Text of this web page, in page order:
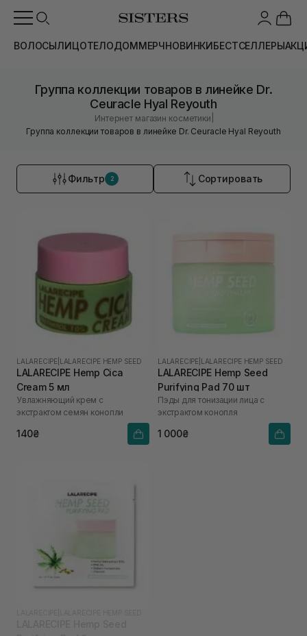
ВОЛОСЫЛИЦОТЕЛОДОММЕРЧНОВИНКИБЕСТСЕЛЛЕРЫ
Группа коллекции товаров в линейке Dr.
Ceuracle Hyal Reyouth
Интернет магазин косметики
Группа коллекции товаров в линейке Dr. Ceuracle Hyal Reyouth
Фильтр 2 Сортировать
LALARECIPE LALARECIPE HEMP SEED
LALARECIPE Hemp Cica
Cream 5 мл
Увлажняющий крем с
экстрактом семян конопли
140₴
LALARECIPE LALARECIPE HEMP SEED
LALARECIPE Hemp Seed
Purifying Pad 70 шт
Пэды для тонизации лица с
экстрактом конопля
1 000₴